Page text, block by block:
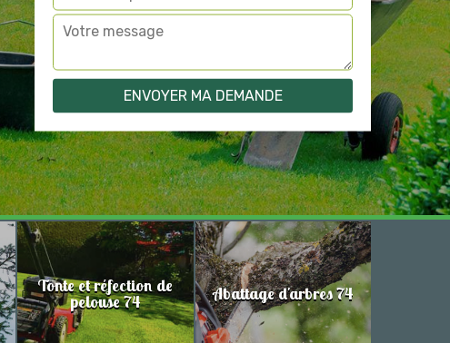
Tonte et réfection de
pelouse 74 Abattage d'arbres 74